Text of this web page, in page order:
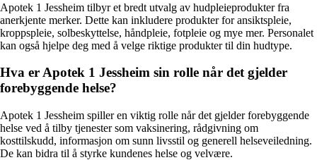
Apotek 1 Jessheim tilbyr et bredt utvalg av hudpleieprodukter fra
anerkjente merker. Dette kan inkludere produkter for ansiktspleie,
kroppspleie, solbeskyttelse, håndpleie, fotpleie og mye mer. Personalet
kan også hjelpe deg med å velge riktige produkter til din hudtype.
Hva er Apotek 1 Jessheim sin rolle når det gjelder
forebyggende helse?
Apotek 1 Jessheim spiller en viktig rolle når det gjelder forebyggende
helse ved å tilby tjenester som vaksinering, rådgivning om
kosttilskudd, informasjon om sunn livsstil og generell helseveiledning.
De kan bidra til å styrke kundenes helse og velvære.